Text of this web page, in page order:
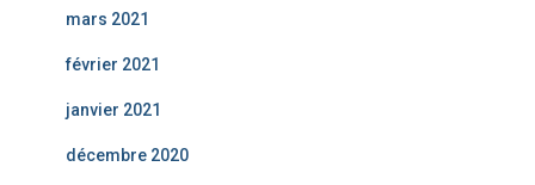
mars 2021
février 2021
janvier 2021
décembre 2020